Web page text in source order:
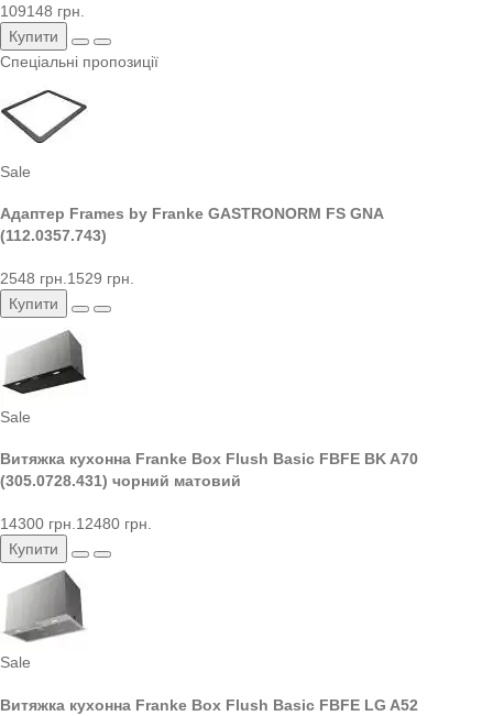
109148 грн.
Купити
Спеціальні пропозиції
Sale
Адаптер Frames by Franke GASTRONORM FS GNA
(112.0357.743)
2548 грн. 1529 грн.
Купити
Sale
Витяжка кухонна Franke Box Flush Basic FBFE BK A70
(305.0728.431) чорний матовий
14300 грн. 12480 грн.
Купити
Sale
Витяжка кухонна Franke Box Flush Basic FBFE LG A52